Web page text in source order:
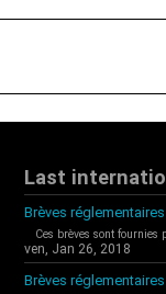
Last
Brèves réglementaires
Ces brèves sont fournies
ven, Jan 26, 2018
Brèves